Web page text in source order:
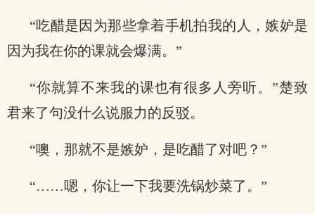
“吃醋是因为那些拿着手机拍我的人，嫉妒是
因为我在你的课就会爆满。”
“你就算不来我的课也有很多人旁听。”楚致
君来了句没什么说服力的反驳。
“噢，那就不是嫉妒，是吃醋了对吧？”
“……嗯，你让一下我要洗锅炒菜了。”